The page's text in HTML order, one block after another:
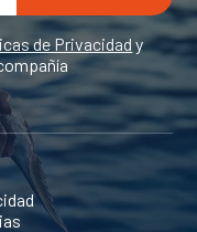
de Privacidady